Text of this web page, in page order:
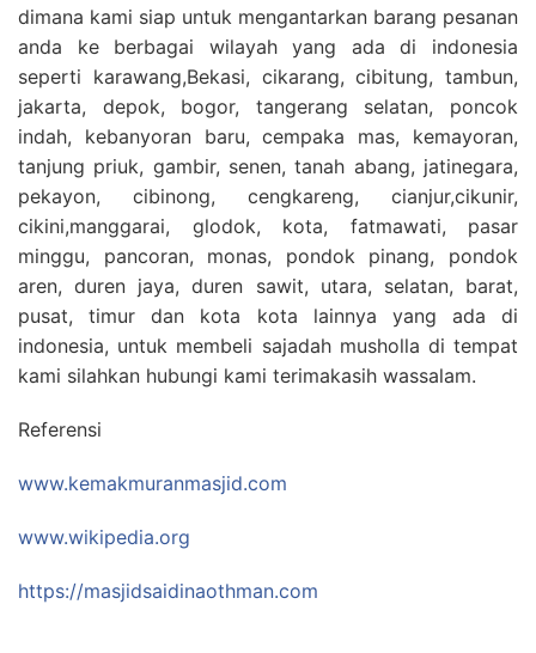
dimana kami siap untuk mengantarkan barang pesanan
anda ke berbagai wilayah yang ada di indonesia
seperti karawang,Bekasi, cikarang, cibitung, tambun,
jakarta, depok, bogor, tangerang selatan, poncok
indah, kebanyoran baru, cempaka mas, kemayoran,
tanjung priuk, gambir, senen, tanah abang, jatinegara,
pekayon, cibinong, cengkareng, cianjur,cikunir,
cikini,manggarai, glodok, kota, fatmawati, pasar
minggu, pancoran, monas, pondok pinang, pondok
aren, duren jaya, duren sawit, utara, selatan, barat,
pusat, timur dan kota kota lainnya yang ada di
indonesia, untuk membeli sajadah musholla di tempat
kami silahkan hubungi kami terimakasih wassalam.
Referensi
www.kemakmuranmasjid.com
www.wikipedia.org
https://masjidsaidinaothman.com